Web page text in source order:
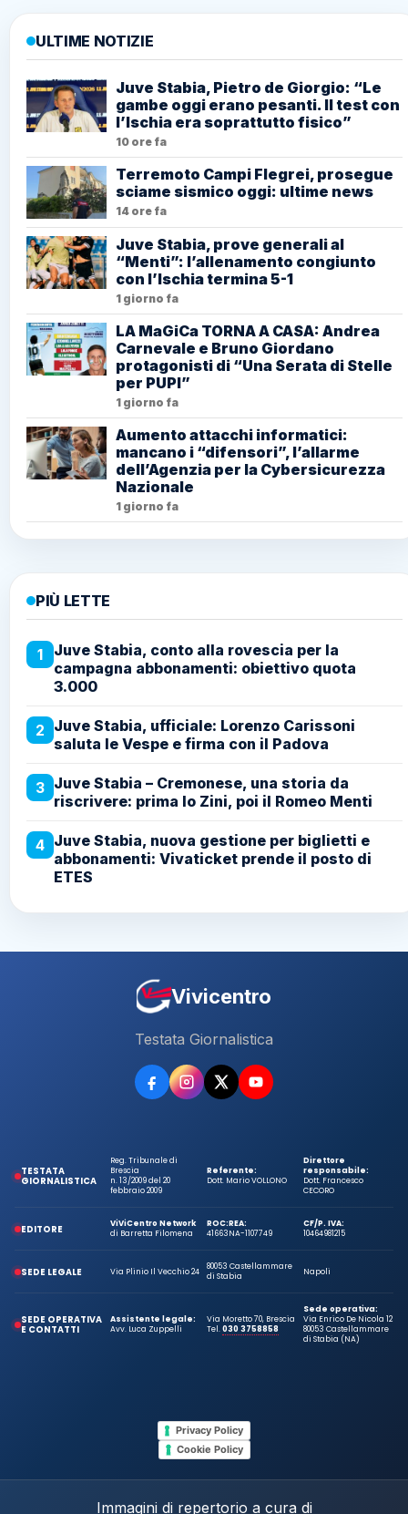
ULTIME NOTIZIE
Juve Stabia, Pietro de Giorgio: “Le
gambe oggi erano pesanti. Il test con
l’Ischia era soprattutto fisico”
10 ore fa
Terremoto Campi Flegrei, prosegue
sciame sismico oggi: ultime news
14 ore fa
Juve Stabia, prove generali al
“Menti”: l’allenamento congiunto
con l’Ischia termina 5-1
1 giorno fa
LA MaGiCa TORNA A CASA: Andrea
Carnevale e Bruno Giordano
protagonisti di “Una Serata di Stelle
per PUPI”
1 giorno fa
Aumento attacchi informatici:
mancano i “difensori”, l’allarme
dell’Agenzia per la Cybersicurezza
Nazionale
1 giorno fa
PIÙ LETTE
1
Juve Stabia, conto alla rovescia per la
campagna abbonamenti: obiettivo quota
3.000
2 Juve Stabia, ufficiale: Lorenzo Carissoni
saluta le Vespe e firma con il Padova
3 Juve Stabia – Cremonese, una storia da
riscrivere: prima lo Zini, poi il Romeo Menti
4 Juve Stabia, nuova gestione per biglietti e
abbonamenti: Vivaticket prende il posto di
ETES
Vivicentro
Testata Giornalistica
TESTATA
GIORNALISTICA
Reg. Tribunale di
Brescia
n. 13/2009 del 20
febbraio 2009
Referente:
Dott. Mario VOLLONO
Direttore
responsabile:
Dott. Francesco
CECORO
EDITORE
ViViCentro Network
di Barretta Filomena
ROC:
41663
REA:
NA-1107749
CF/P. IVA:
10464981215
SEDE LEGALE Via Plinio Il Vecchio 24
80053 Castellammare
di Stabia
Napoli
SEDE OPERATIVA
E CONTATTI
Assistente legale:
Avv. Luca Zuppelli
Via Moretto 70, Brescia
Tel.030 3758858
Sede operativa:
Via Enrico De Nicola 12
80053 Castellammare
di Stabia (NA)
Privacy Policy
Cookie Policy
Immagini di repertorio a cura di